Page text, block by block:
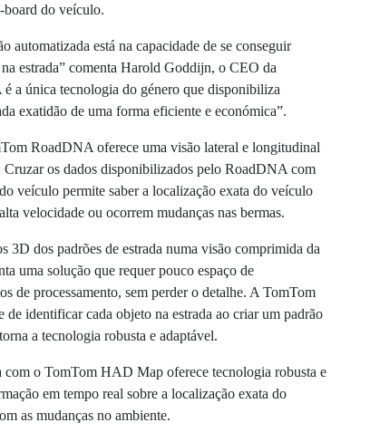
board do veículo.
automatizada está na capacidade de se conseguir
estrada” comenta Harold Goddijn, o CEO da
a única tecnologia do género que disponibiliza
exatidão de uma forma eficiente e económica”.
RoadDNA oferece uma visão lateral e longitudinal
Cruzar os dados disponibilizados pelo RoadDNA com
veículo permite saber a localização exata do veículo
velocidade ou ocorrem mudanças nas bermas.
3D dos padrões de estrada numa visão comprimida da
uma solução que requer pouco espaço de
de processamento, sem perder o detalhe. A TomTom
identificar cada objeto na estrada ao criar um padrão
a tecnologia robusta e adaptável.
o TomTom HAD Map oferece tecnologia robusta e
em tempo real sobre a localização exata do
as mudanças no ambiente.